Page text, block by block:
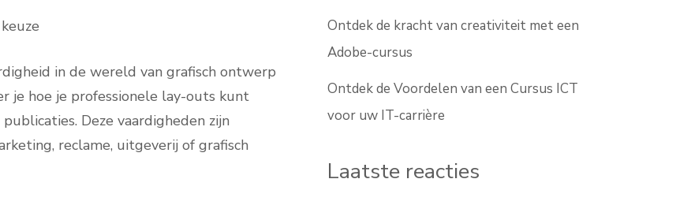
in de wereld van grafisch ontwerp
je hoe je professionele lay-outs kunt
Deze vaardigheden zijn
reclame, uitgeverij of grafisch
Ontdek de kracht van creativiteit met een
Adobe-cursus
Ontdek de Voordelen van een Cursus ICT
voor uw IT-carrière
Laatste reacties